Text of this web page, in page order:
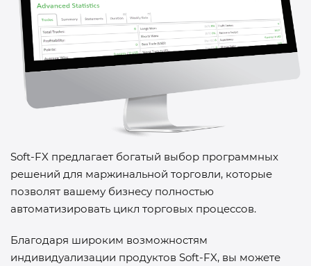
Soft-FX предлагает богатый выбор программных
решений для маржинальной торговли, которые
позволят вашему бизнесу полностью
автоматизировать цикл торговых процессов.
Благодаря широким возможностям
индивидуализации продуктов Soft-FX, вы можете